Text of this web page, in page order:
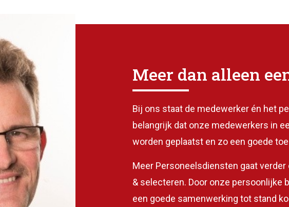
Meer dan alleen
Bij ons staat de medewerker én het
belangrijk dat onze medewerkers in
worden geplaatst en zo een goede
Meer Personeelsdiensten gaat
& selecteren. Door onze persoonlijke
een goede samenwerking tot stand